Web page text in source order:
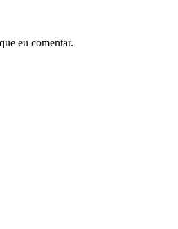
eu comentar.